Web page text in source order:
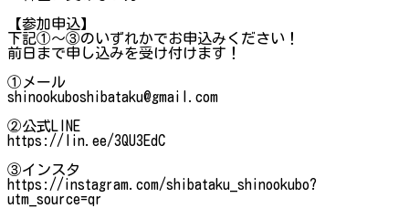
【参加申込】
下記①～③のいずれかでお申込みください！
前日まで申し込みを受け付けます！
①メール
shinookuboshibataku@gmail.com
②公式LINE
https://lin.ee/3QU3EdC
③インスタ
https://instagram.com/shibataku_shinookubo?
utm_source=qr